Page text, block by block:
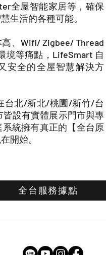
全屋智能家居等，確保
生活的各種可能。
、Wifi/ Zigbee/ Thread
境等痛點，LifeSmart 自
安全的全屋智慧解決方
台北/新北/桃園/新竹/台
設有實體展示門市與專
統擁有真正的【全台原
開始。
全台服務據點